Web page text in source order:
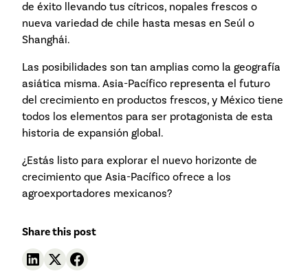
de éxito llevando tus cítricos, nopales frescos o
nueva variedad de chile hasta mesas en Seúl o
Shanghái.
Las posibilidades son tan amplias como la geografía
asiática misma. Asia-Pacífico representa el futuro
del crecimiento en productos frescos, y México tiene
todos los elementos para ser protagonista de esta
historia de expansión global.
¿Estás listo para explorar el nuevo horizonte de
crecimiento que Asia-Pacífico ofrece a los
agroexportadores mexicanos?
Share this post